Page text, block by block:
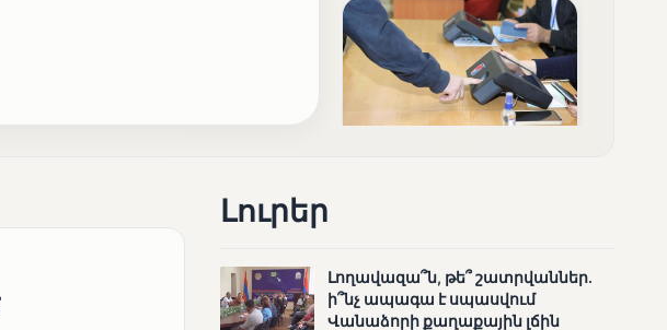
Լուրեր
Լողավազա՞ն, թե՞ շատրվաններ.
ի՞նչ ապագա է սպասվում
Վանաձորի քաղաքային լճին